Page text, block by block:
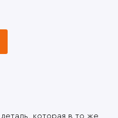
которая в то же